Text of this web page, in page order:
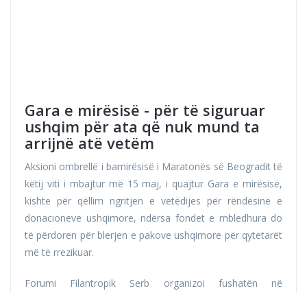
Gara e mirësisë - për të siguruar
ushqim për ata që nuk mund ta
arrijnë atë vetëm
Aksioni ombrellë i bamirësisë i Maratonës së Beogradit të
këtij viti i mbajtur më 15 maj, i quajtur Gara e mirësisë,
kishte për qëllim ngritjen e vetëdijes për rëndësinë e
donacioneve ushqimore, ndërsa fondet e mbledhura do
të përdoren për blerjen e pakove ushqimore për qytetarët
më të rrezikuar.
Forumi Filantropik Serb organizoi fushatën në